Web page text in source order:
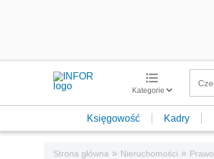
Kategorie
Księgowość Kadry
Strona główna » Nieruchomości » Prawo